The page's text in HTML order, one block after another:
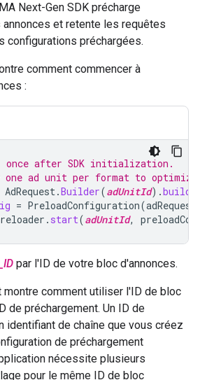
Next-Gen SDK précharge
et retente les requêtes
configurations préchargées.
comment commencer à
:
after SDK initialization.
ad unit per format to optimize
AdRequest.Builder(adUnitId).build
= PreloadConfiguration(adRequest
. start(adUnitId,
par l'ID de votre bloc d'annonces.
montre comment utiliser l'ID de bloc
de préchargement. Un ID de
identifiant de chaîne que vous créez
de préchargement
nécessite plusieurs
pour le même ID de bloc